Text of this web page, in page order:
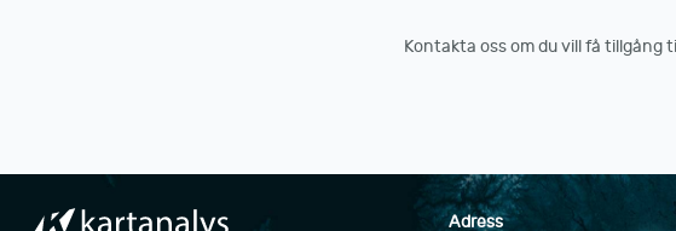
Kontakta oss om du vill få tillgång
Adress